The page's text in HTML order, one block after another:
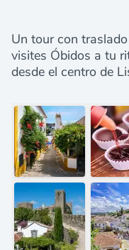
Un tour con
visites Óbidos a tu
desde el centro de